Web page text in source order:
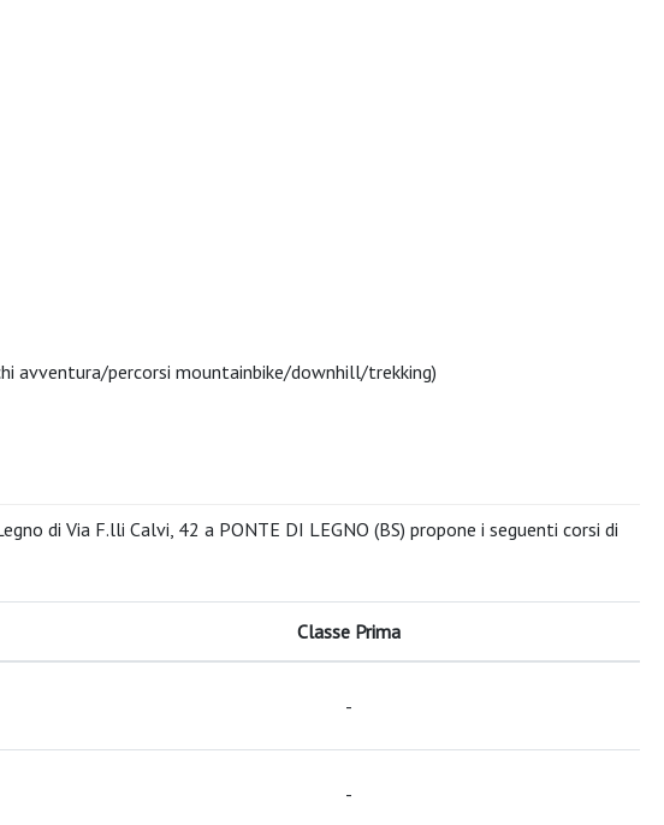
avventura/percorsi mountainbike/downhill/trekking)
di Via F.lli Calvi, 42 a PONTE DI LEGNO (BS) propone i seguenti corsi di
Classe Prima
-
-